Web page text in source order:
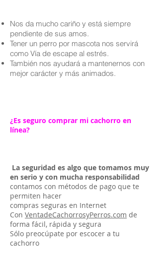
Nos da mucho cariño y está siempre
pendiente de sus amos.
Tener un perro por mascota nos servirá
como Vía de escape al estrés.
También nos ayudará a mantenernos con
mejor carácter y más animados.
¿Es seguro comprar mi cachorro en
línea?
La seguridad es algo que tomamos muy
en serio y con mucha responsabilidad
contamos con métodos de pago que te
permiten hacer
compras seguras en Internet
Con VentadeCachorrosyPerros.com de
forma fácil, rápida y segura
Sólo preocúpate por escocer a tu
cachorro